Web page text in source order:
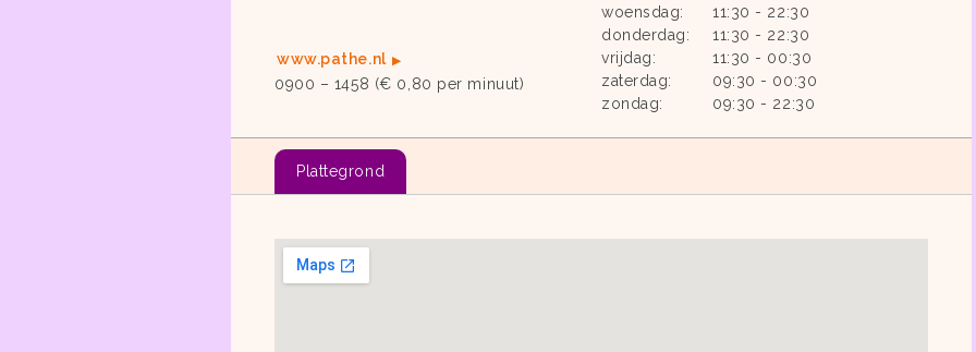
www.pathe.nl
0900 – 1458 (€ 0,80 per minuut)
woensdag:
11:30 - 22:30
donderdag:
11:30 - 22:30
vrijdag:
11:30 - 00:30
zaterdag:
09:30 - 00:30
zondag:
09:30 - 22:30
Plattegrond